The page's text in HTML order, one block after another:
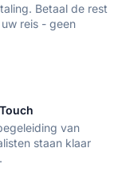
Betaal de rest
reis - geen
van
staan klaar